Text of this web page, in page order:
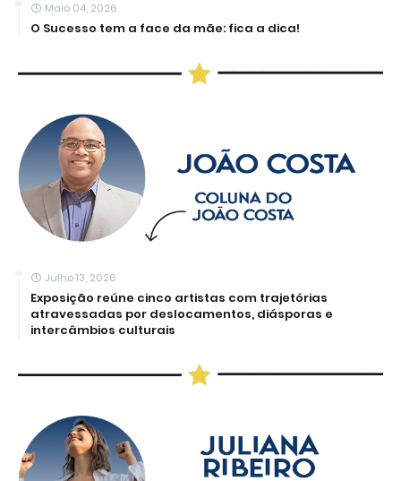
Maio 04, 2026
O Sucesso tem a face da mãe: fica a dica!
Julho 13, 2026
Exposição reúne cinco artistas com trajetórias
atravessadas por deslocamentos, diásporas e
intercâmbios culturais